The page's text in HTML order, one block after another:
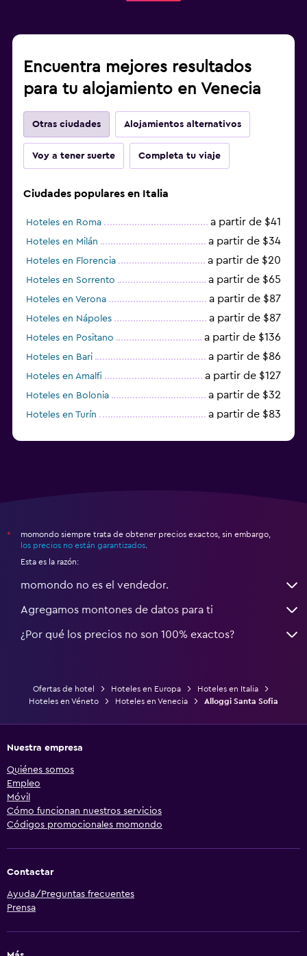
Encuentra mejores resultados
para tu alojamiento en Venecia
Otras ciudades Alojamientos alternativos
Voy a tener suerte Completa tu viaje
Ciudades populares en Italia
Hoteles en Roma a partir de $41
Hoteles en Milán a partir de $34
Hoteles en Florencia a partir de $20
Hoteles en Sorrento a partir de $65
Hoteles en Verona a partir de $87
Hoteles en Nápoles a partir de $87
Hoteles en Positano a partir de $136
Hoteles en Bari a partir de $86
Hoteles en Amalfi a partir de $127
Hoteles en Bolonia a partir de $32
Hoteles en Turín a partir de $83
*
momondo siempre trata de obtener precios exactos, sin embargo,
los precios no están garantizados
Esta es la razón:
momondo no es el vendedor.
Agregamos montones de datos para ti
¿Por qué los precios no son 100% exactos?
Ofertas de hotel Hoteles en Europa
Hoteles en Italia
Hoteles en Véneto
Hoteles en Venecia Alloggi Santa Sofia
Nuestra empresa
Quiénes somos
Empleo
Móvil
Cómo funcionan nuestros servicios
Códigos promocionales momondo
Contactar
Ayuda/Preguntas frecuentes
Prensa